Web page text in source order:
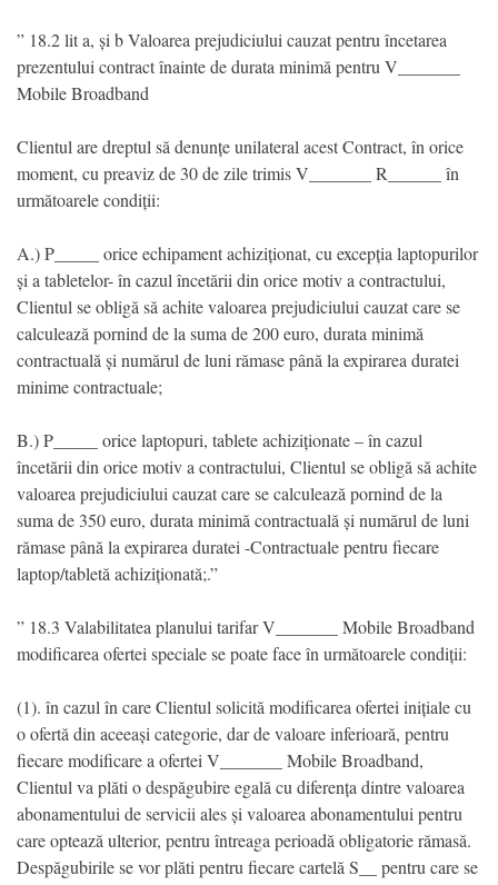
” 18.2 lit a, și b Valoarea prejudiciului cauzat pentru încetarea
prezentului contract înainte de durata minimă pentru V_______
Mobile Broadband
Clientul are dreptul să denunțe unilateral acest Contract, în orice
moment, cu preaviz de 30 de zile trimis V_______ R______ în
următoarele condiții:
A.) P_____ orice echipament achiziționat, cu excepția laptopurilor
și a tabletelor- în cazul încetării din orice motiv a contractului,
Clientul se obligă să achite valoarea prejudiciului cauzat care se
calculează pornind de la suma de 200 euro, durata minimă
contractuală și numărul de luni rămase până la expirarea duratei
minime contractuale;
B.) P_____ orice laptopuri, tablete achiziționate – în cazul
încetării din orice motiv a contractului, Clientul se obligă să achite
valoarea prejudiciului cauzat care se calculează pornind de la
suma de 350 euro, durata minimă contractuală și numărul de luni
rămase până la expirarea duratei -Contractuale pentru fiecare
laptop/tabletă achiziționată;.”
” 18.3 Valabilitatea planului tarifar V_______ Mobile Broadband
modificarea ofertei speciale se poate face în următoarele condiții:
(1). în cazul în care Clientul solicită modificarea ofertei inițiale cu
o ofertă din aceeași categorie, dar de valoare inferioară, pentru
fiecare modificare a ofertei V_______ Mobile Broadband,
Clientul va plăti o despăgubire egală cu diferența dintre valoarea
abonamentului de servicii ales și valoarea abonamentului pentru
care optează ulterior, pentru întreaga perioadă obligatorie rămasă.
Despăgubirile se vor plăti pentru fiecare cartelă S__ pentru care se